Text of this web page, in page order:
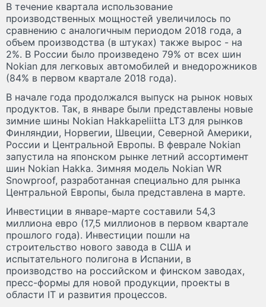
В течение квартала использование
производственных мощностей увеличилось по
сравнению с аналогичным периодом 2018 года, а
объем производства (в штуках) также вырос - на
2%. В России было произведено 79% от всех шин
Nokian для легковых автомобилей и внедорожников
(84% в первом квартале 2018 года).
В начале года продолжался выпуск на рынок новых
продуктов. Так, в январе были представлены новые
зимние шины Nokian Hakkapeliitta LT3 для рынков
Финляндии, Норвегии, Швеции, Северной Америки,
России и Центральной Европы. В феврале Nokian
запустила на японском рынке летний ассортимент
шин Nokian Hakka. Зимняя модель Nokian WR
Snowproof, разработанная специально для рынка
Центральной Европы, была представлена в марте.
Инвестиции в январе-марте составили 54,3
миллиона евро (17,5 миллионов в первом квартале
прошлого года). Инвестиции пошли на
строительство нового завода в США и
испытательного полигона в Испании, в
производство на российском и финском заводах,
пресс-формы для новой продукции, проекты в
области IT и развития процессов.